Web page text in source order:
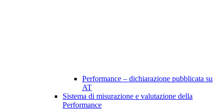
Performance – dichiarazione pubblicata su
AT
Sistema di misurazione e valutazione della
Performance